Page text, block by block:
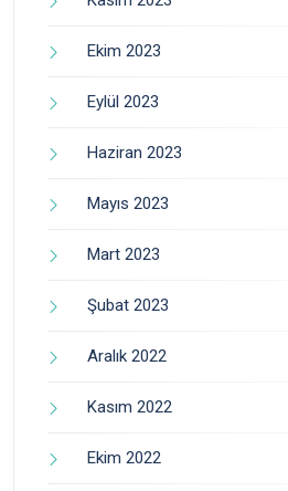
Ekim 2023
Eylül 2023
Haziran 2023
Mayıs 2023
Mart 2023
Şubat 2023
Aralık 2022
Kasım 2022
Ekim 2022